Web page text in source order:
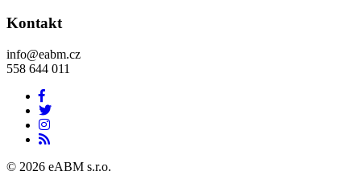
Kontakt
info@eabm.cz
558 644 011
© 2026 eABM s.r.o.